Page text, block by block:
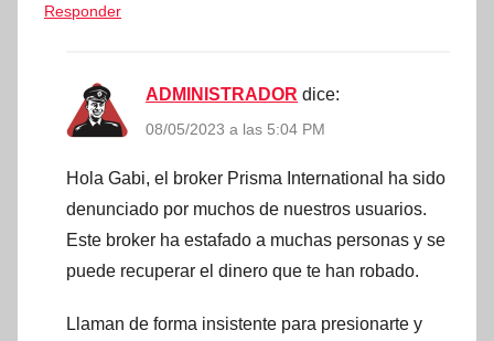
Responder
ADMINISTRADOR dice:
08/05/2023 a las 5:04 PM
Hola Gabi, el broker Prisma International ha sido
denunciado por muchos de nuestros usuarios.
Este broker ha estafado a muchas personas y se
puede recuperar el dinero que te han robado.
Llaman de forma insistente para presionarte y